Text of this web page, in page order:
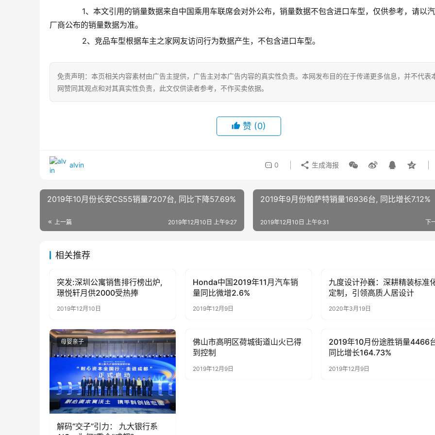
1、本文引用的销量数据来自中国乘用车联席会对外公布，销量数据不包含进口车型，仅供参考，请以
厂商公布的销量数据为准。
2、竞品车型根据车主之家网友访问行为数据产生，不包含进口车型。
免责声明：本页相关内容素材由广告主提供，广告主对本广告内容的真实性负责。本网发布目的在于传递更多信息，并不代表
网赞同其观点和对其真实性负责，此文仅供读者参考，不作买卖依据。
赞 (0)
alvin 0 生成海报
2019年10月份长安CS55销量7207台, 同比下降57.69%
上一篇 2019年12月10日 上午9:27
2019年9月份帕萨特销量16936台, 同比增长7.12%
下
2019年12月10日 上午9:31
相关推荐
母婴亲子
突发:深圳公寓销售排行榜出炉,
璟悦轩月供2000受热捧
2019年12月10日
母婴亲子
Honda中国2019年11月汽车销
量同比微增2.6%
2019年12月9日
母婴亲子
九度设计孙巍：深耕精装标准
定制，引领高质人居设计
2020年3月19日
母婴亲子
解码“交子”引力： 九大银行系
母婴亲子
佛山市高明区荷城街道山火已得
到控制
2019年12月9日
母婴亲子
2019年10月份途胜销量4466
同比增长164.73%
2019年12月9日